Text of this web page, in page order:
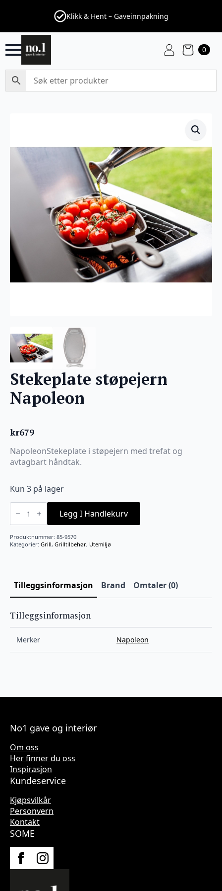
Klikk & Hent – Gaveinnpakning
0
Stekeplate støpejern
Napoleon
kr679
NapoleonStekeplate i støpejern med trefat og
avtagbart håndtak.
Kun 3 på lager
Stekeplate
støpejern
Napoleon
antall
Legg I Handlekurv
Produktnummer: 85-9570
Kategorier: Grill, Grilltilbehør, Utemiljø
Tilleggsinformasjon Brand Omtaler (0)
Tilleggsinformasjon
Merker Napoleon
No1 gave og interiør
Om oss
Her finner du oss
Inspirasjon
Kundeservice
Kjøpsvilkår
Personvern
Kontakt
SOME